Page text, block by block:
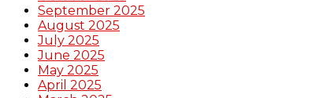
September 2025
August 2025
July 2025
June 2025
May 2025
April 2025